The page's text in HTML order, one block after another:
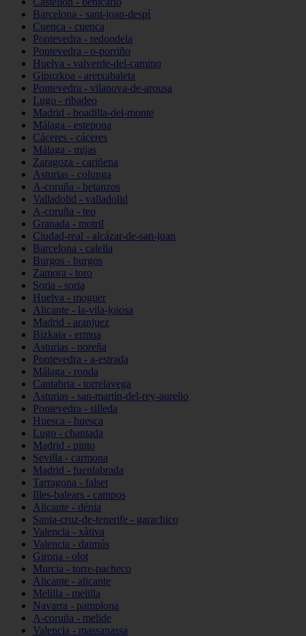
Barcelona - sant-joan-despí
Cuenca - cuenca
Pontevedra - redondela
Pontevedra - o-porriño
Huelva - valverde-del-camino
Gipuzkoa - aretxabaleta
Pontevedra - vilanova-de-arousa
Lugo - ribadeo
Madrid - boadilla-del-monte
Málaga - estepona
Cáceres - cáceres
Málaga - mijas
Zaragoza - cariñena
Asturias - colunga
A-coruña - betanzos
Valladolid - valladolid
A-coruña - teo
Granada - motril
Ciudad-real - alcázar-de-san-juan
Barcelona - calella
Burgos - burgos
Zamora - toro
Soria - soria
Huelva - moguer
Alicante - la-vila-joiosa
Madrid - aranjuez
Bizkaia - ermua
Asturias - noreña
Pontevedra - a-estrada
Málaga - ronda
Cantabria - torrelavega
Asturias - san-martín-del-rey-aurelio
Pontevedra - silleda
Huesca - huesca
Lugo - chantada
Madrid - pinto
Sevilla - carmona
Madrid - fuenlabrada
Tarragona - falset
Illes-balears - campos
Alicante - dénia
Santa-cruz-de-tenerife - garachico
Valencia - xàtiva
Valencia - daimús
Girona - olot
Murcia - torre-pacheco
Alicante - alicante
Melilla - melilla
Navarra - pamplona
A-coruña - melide
Valencia - massanassa